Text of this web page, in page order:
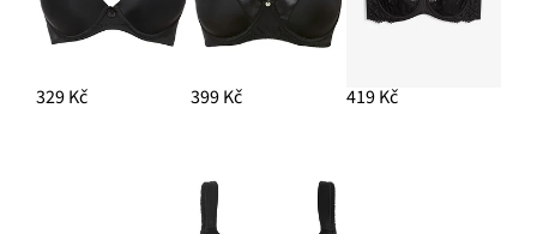
329 Kč 399 Kč 419 Kč